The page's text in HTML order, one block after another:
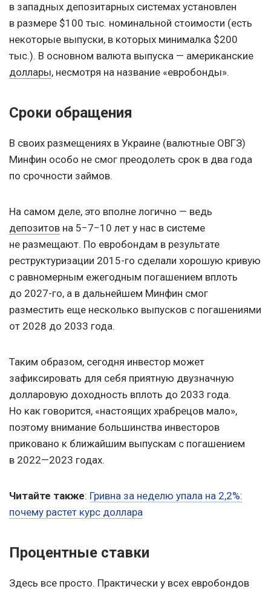
в западных депозитарных системах установлен
в размере $100 тыс. номинальной стоимости (есть
некоторые выпуски, в которых минималка $200
тыс.). В основном валюта выпуска — американские
доллары, несмотря на название «евробонды».
Сроки обращения
В своих размещениях в Украине (валютные ОВГЗ)
Минфин особо не смог преодолеть срок в два года
по срочности займов.
На самом деле, это вполне логично — ведь
депозитов на 5−7−10 лет у нас в системе
не размещают. По евробондам в результате
реструктуризации 2015-го сделали хорошую кривую
с равномерным ежегодным погашением вплоть
до 2027-го, а в дальнейшем Минфин смог
разместить еще несколько выпусков с погашениями
от 2028 до 2033 года.
Таким образом, сегодня инвестор может
зафиксировать для себя приятную двузначную
долларовую доходность вплоть до 2033 года.
Но как говорится, «настоящих храбрецов мало»,
поэтому внимание большинства инвесторов
приковано к ближайшим выпускам с погашением
в 2022—2023 годах.
Читайте также: Гривна за неделю упала на 2,2%:
почему растет курс доллара
Процентные ставки
Здесь все просто. Практически у всех евробондов